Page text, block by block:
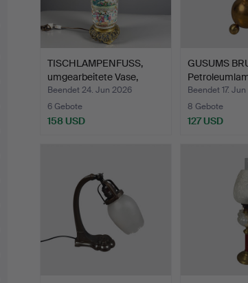
TISCHLAMPENFUSS,
umgearbeitete Vase,
Porze…
Beendet 24. Jun 2026
6 Gebote
158 USD
GUSUMS
"Kulserien", …
Beendet 17.
8 Gebote
127 USD